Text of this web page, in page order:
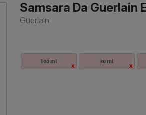
Samsara Da Guerlain
Guerlain
100 ml 30 ml